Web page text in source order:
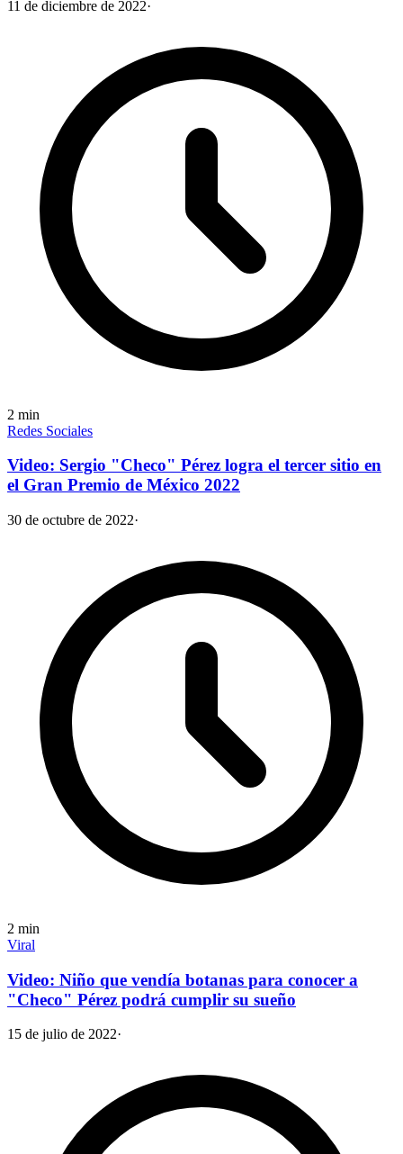
11 de diciembre de 2022·
2 min
Redes Sociales
Video: Sergio "Checo" Pérez logra el tercer sitio en
el Gran Premio de México 2022
30 de octubre de 2022·
2 min
Viral
Video: Niño que vendía botanas para conocer a
"Checo" Pérez podrá cumplir su sueño
15 de julio de 2022·